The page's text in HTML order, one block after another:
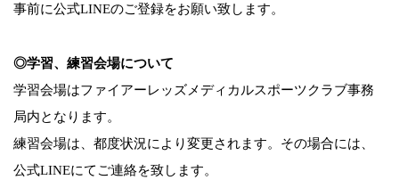
事前に公式LINEのご登録をお願い致します。
◎学習、練習会場について
学習会場はファイアーレッズメディカルスポーツクラブ事務
局内となります。
練習会場は、都度状況により変更されます。 その場合には、
公式LINEにてご連絡を致します。